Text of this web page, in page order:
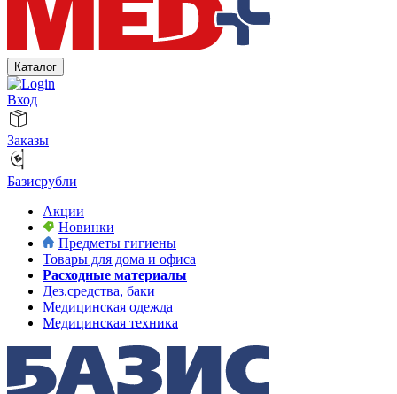
Каталог
Вход
Заказы
Базисрубли
Акции
Новинки
Предметы гигиены
Товары для дома и офиса
Расходные материалы
Дез.средства, баки
Медицинская одежда
Медицинская техника